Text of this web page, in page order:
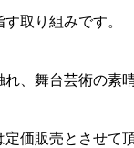
取り組みです。
、舞台芸術の素
価販売とさせて頂